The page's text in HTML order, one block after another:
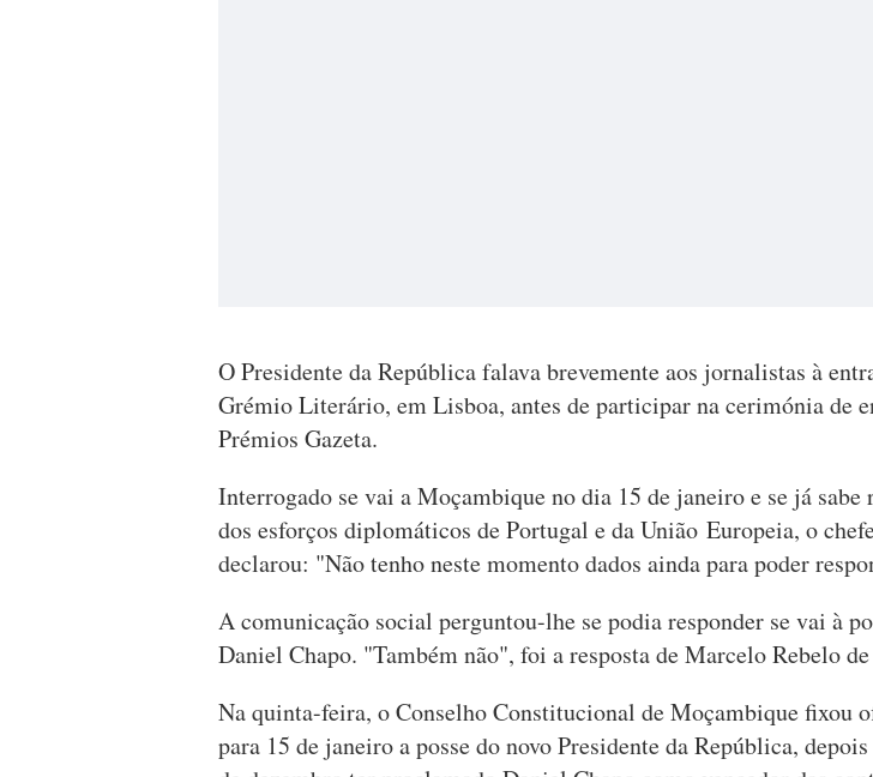
O Presidente da República falava brevemente aos jornalistas à
Grémio Literário, em Lisboa, antes de participar na cerimónia de
Prémios Gazeta.
Interrogado se vai a Moçambique no dia 15 de janeiro e se já sabe
dos esforços diplomáticos de Portugal e da União Europeia, o
declarou: "Não tenho neste momento dados ainda para poder
A comunicação social perguntou-lhe se podia responder se vai à
Daniel Chapo. "Também não", foi a resposta de Marcelo Rebelo de
Na quinta-feira, o Conselho Constitucional de Moçambique fixou
para 15 de janeiro a posse do novo Presidente da República,